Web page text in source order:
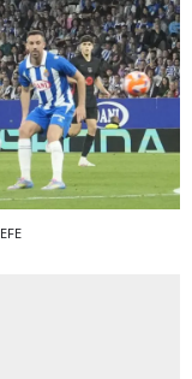
EFE